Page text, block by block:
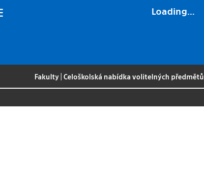
Loading...
Fakulty |Celoškolská nabídka volitelných předmětů